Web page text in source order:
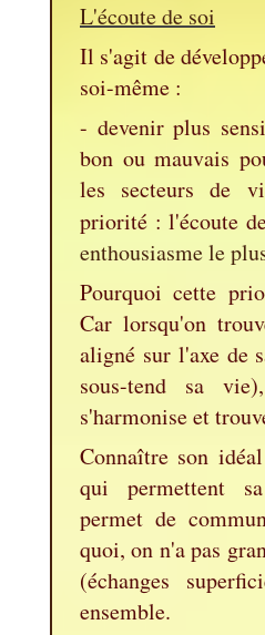
L'écoute de soi
Il s'agit de
soi-même :
- devenir plus
bon ou mauvais
les secteurs de
priorité : l'écoute
enthousiasme le
Pourquoi cette
Car lorsqu'on
aligné sur l'axe de
sous-tend sa
s'harmonise et
Connaître son
qui permettent
permet de
quoi, on n'a pas
(échanges
ensemble.